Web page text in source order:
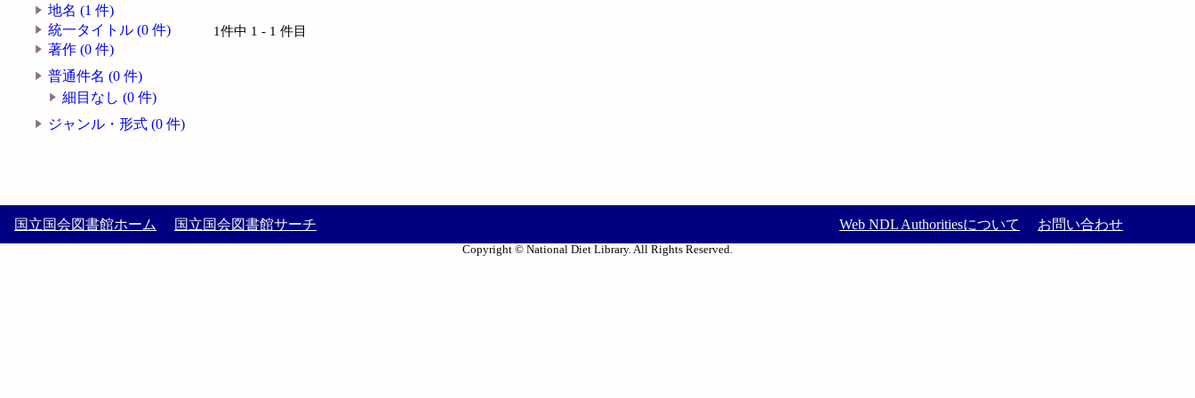
地名 (1 件)
統一タイトル (0 件)
著作 (0 件)
普通件名 (0 件)
細目なし (0 件)
ジャンル・形式 (0 件)
1件中 1 - 1 件目
国立国会図書館ホーム 国立国会図書館サーチ Web NDL Authoritiesについて お問い合わせ
Copyright © National Diet Library. All Rights Reserved.